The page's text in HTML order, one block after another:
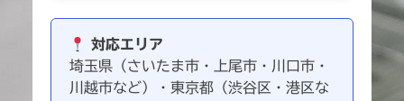
対応エリア
埼玉県（さいたま市・上尾市・川口市・
川越市など）・東京都（渋谷区・港区な